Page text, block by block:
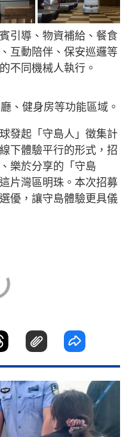
引導、物資補給、餐食
互動陪伴、保安巡邏等
不同機械人執行。
、健身房等功能區域。
發起「守島人」徵集計
下體驗平行的形式，招
樂於分享的「守島
片灣區明珠。本次招募
優，讓守島體驗更具儀